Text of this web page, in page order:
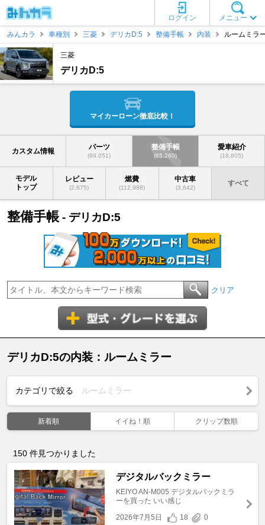
メニュー
ログイン
みんカラ
車種別 三菱 デリカD:5 整備手帳 内装 ルームミラ
三菱
デリカD:5
マイカーローン徹底比較！
カスタム情報 パーツ
(99,051)
整備手帳
(65,260)
愛車紹介
(18,805)
モデル
トップ
レビュー
(2,675)
燃費
(112,988)
中古車
(3,642)
すべて
整備手帳 - デリカD:5
クリア
デリカD:5の内装：ルームミラー
カテゴリで絞る ルームミラー
新着順 イイね！順 クリップ数順
150 件見つかりました
デジタルバックミラー
KEIYO AN-M005 デジタルバックミラ
ーを買った いい感じ
2026年7月5日
18 0